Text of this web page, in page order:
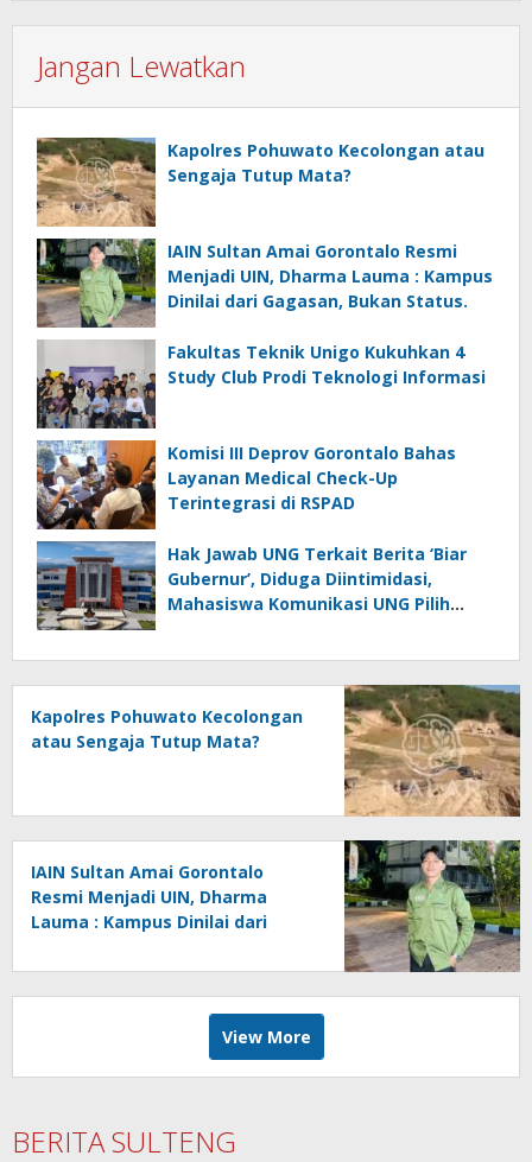
Jangan Lewatkan
Kapolres Pohuwato Kecolongan atau
Sengaja Tutup Mata?
IAIN Sultan Amai Gorontalo Resmi
Menjadi UIN, Dharma Lauma : Kampus
Dinilai dari Gagasan, Bukan Status.
Fakultas Teknik Unigo Kukuhkan 4
Study Club Prodi Teknologi Informasi
Komisi III Deprov Gorontalo Bahas
Layanan Medical Check-Up
Terintegrasi di RSPAD
Hak Jawab UNG Terkait Berita ‘Biar
Gubernur’, Diduga Diintimidasi,
Mahasiswa Komunikasi UNG Pilih
Kapolres Pohuwato Kecolongan
atau Sengaja Tutup Mata?
IAIN Sultan Amai Gorontalo
Resmi Menjadi UIN, Dharma
Lauma : Kampus Dinilai dari
View More
BERITA SULTENG